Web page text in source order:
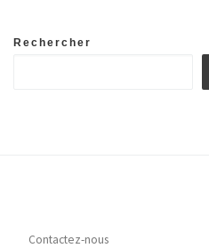
Rechercher
Contactez-nous